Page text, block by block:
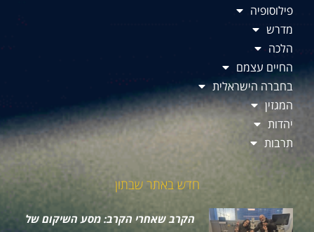
פילוסופיה
מדרש
הלכה
החיים עצמם
בחברה הישראלית
המגזין
יהדות
תרבות
חדש באתר שבתון
הקרב שאחרי הקרב: מסע השיקום של